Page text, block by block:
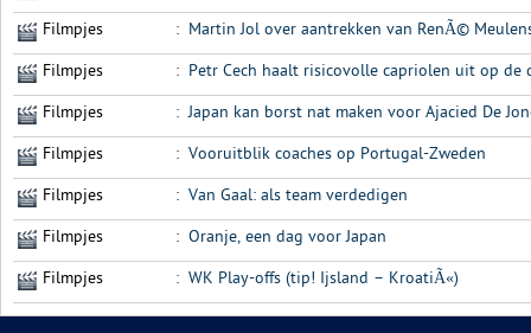
Filmpjes : Martin Jol over aantrekken van RenÃ©
Filmpjes : Petr Cech haalt risicovolle capriolen uit op de
Filmpjes : Japan kan borst nat maken voor Ajacied De
Filmpjes : Vooruitblik coaches op Portugal-Zweden
Filmpjes : Van Gaal: als team verdedigen
Filmpjes : Oranje, een dag voor Japan
Filmpjes : WK Play-offs (tip! Ijsland – KroatiÃ«)